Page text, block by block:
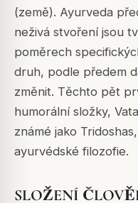
(země). Ayurveda
neživá stvoření jsou
poměrech
druh, podle předem
změnit. Těchto pět
humorální složky,
známé jako
ayurvédské filozofie.
SLOŽENÍ